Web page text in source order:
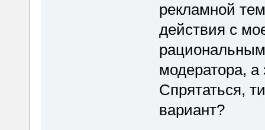
рекламной
действия с
модератора, а
Спрятаться,
вариант?